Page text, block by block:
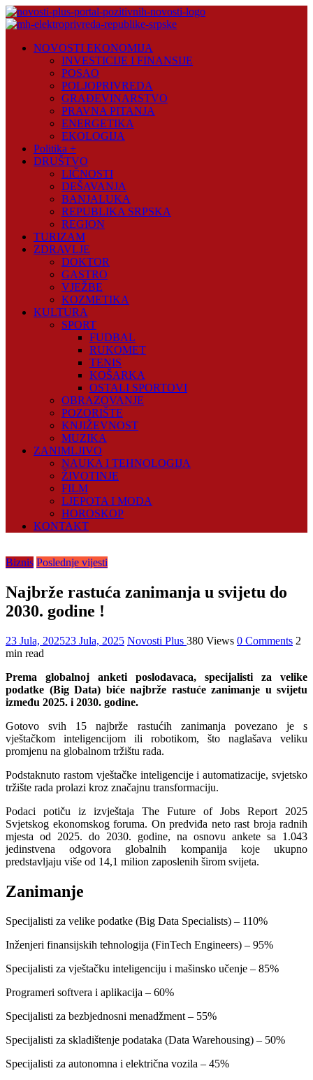
Skip
to
Plus
NOVOSTI EKONOMIJA
INVESTICIJE I FINANSIJE
POSAO
POLJOPRIVREDA
GRAĐEVINARSTVO
PRAVNA PITANJA
ENERGETIKA
EKOLOGIJA
Politika +
DRUŠTVO
LIČNOSTI
DEŠAVANJA
BANJALUKA
REPUBLIKA SRPSKA
REGION
TURIZAM
ZDRAVLJE
DOKTOR
GASTRO
VJEŽBE
KOZMETIKA
KULTURA
SPORT
FUDBAL
RUKOMET
TENIS
KOŠARKA
OSTALI SPORTOVI
OBRAZOVANJE
POZORIŠTE
KNJIŽEVNOST
MUZIKA
ZANIMLJIVO
NAUKA I TEHNOLOGIJA
ŽIVOTINJE
FILM
LJEPOTA I MODA
HOROSKOP
KONTAKT
Biznis Poslednje vijesti
Najbrže rastuća zanimanja u svijetu do
2030. godine !
23 Jula, 202523 Jula, 2025 Novosti Plus 380 Views 0 Comments 2
min read
Prema globalnoj anketi poslodavaca, specijalisti za velike
podatke (Big Data) biće najbrže rastuće zanimanje u svijetu
između 2025. i 2030. godine.
Gotovo svih 15 najbrže rastućih zanimanja povezano je s
vještačkom inteligencijom ili robotikom, što naglašava veliku
promjenu na globalnom tržištu rada.
Podstaknuto rastom vještačke inteligencije i automatizacije, svjetsko
tržište rada prolazi kroz značajnu transformaciju.
Podaci potiču iz izvještaja The Future of Jobs Report 2025
Svjetskog ekonomskog foruma. On predviđa neto rast broja radnih
mjesta od 2025. do 2030. godine, na osnovu ankete sa 1.043
jedinstvena odgovora globalnih kompanija koje ukupno
predstavljaju više od 14,1 milion zaposlenih širom svijeta.
Zanimanje
Specijalisti za velike podatke (Big Data Specialists) – 110%
Inženjeri finansijskih tehnologija (FinTech Engineers) – 95%
Specijalisti za vještačku inteligenciju i mašinsko učenje – 85%
Programeri softvera i aplikacija – 60%
Specijalisti za bezbjednosni menadžment – 55%
Specijalisti za skladištenje podataka (Data Warehousing) – 50%
Specijalisti za autonomna i električna vozila – 45%